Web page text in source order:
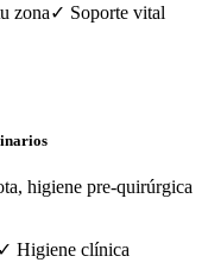
zona✓ Soporte vital
higiene pre-quirúrgica
✓ Higiene clínica